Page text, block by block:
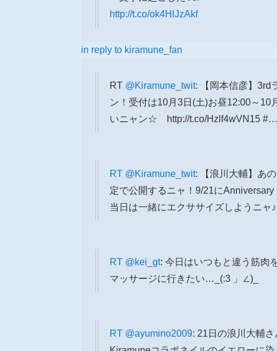
http://t.co/ok4HlJzAkf
in reply to kiramune_fan
RT @Kiramune_twit: 【岡本信彦】3rd
ン！受付は10月3日(土)お昼12:00～10
いニャン☆ http://t.co/Hzlf4wVN15 #…
RT @Kiramune_twit: 【浪川大輔】あ
定で公開するニャ！9/21に
当日は一緒にエクササイズしようニャ♪
RT @kei_gt: 今日はいつもと違う筋肉
マッサージに行きたい…_(:3 」∠)_
RT @ayumino2009: 21日の浪川大輔